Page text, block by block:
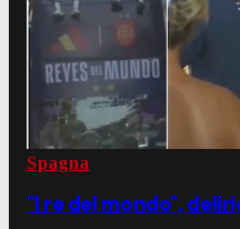
Spagna
"I re del mondo",